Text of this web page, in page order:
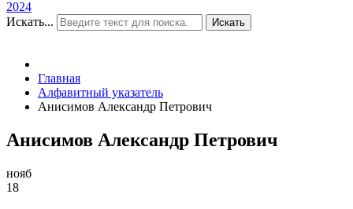
2024
Искать...
Искать
Главная
Алфавитный указатель
Анисимов Александр Петрович
Анисимов Александр Петрович
нояб
18